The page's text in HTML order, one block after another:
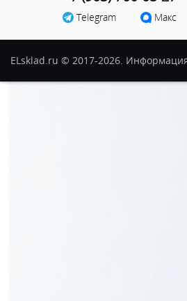
Telegram Макс
ELsklad.ru © 2017-2026.